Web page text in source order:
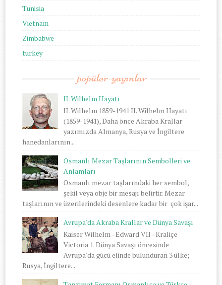
Tunisia
Vietnam
Zimbabwe
turkey
popüler-yayınlar
II. Wilhelm Hayatı
II. Wilhelm 1859-1941 II. Wilhelm Hayatı
(1859-1941), Daha önce Akraba Krallar
yazımızda Almanya, Rusya ve İngiltere
hanedanlarının...
Osmanlı Mezar Taşlarının Sembolleri ve
Anlamları
Osmanlı mezar taşlarındaki her sembol,
şekil veya obje bir mesajı belirtir. Mezar
taşlarının ve üzerilerindeki desenlere kadar bir çok işar...
Avrupa'da Akraba Krallar ve Dünya Savaşı
Kaiser Wilhelm - Edward VII - Kraliçe
Victoria 1. Dünya Savaşı öncesinde
Avrupa'da gücü elinde bulunduran 3 ülke;
Rusya, İngiltere...